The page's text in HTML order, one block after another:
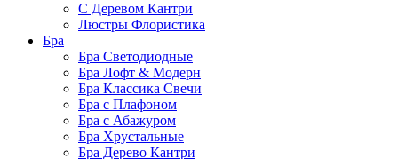
С Деревом Кантри
Люстры Флористика
Бра
Бра Светодиодные
Бра Лофт & Модерн
Бра Классика Свечи
Бра с Плафоном
Бра с Абажуром
Бра Хрустальные
Бра Дерево Кантри